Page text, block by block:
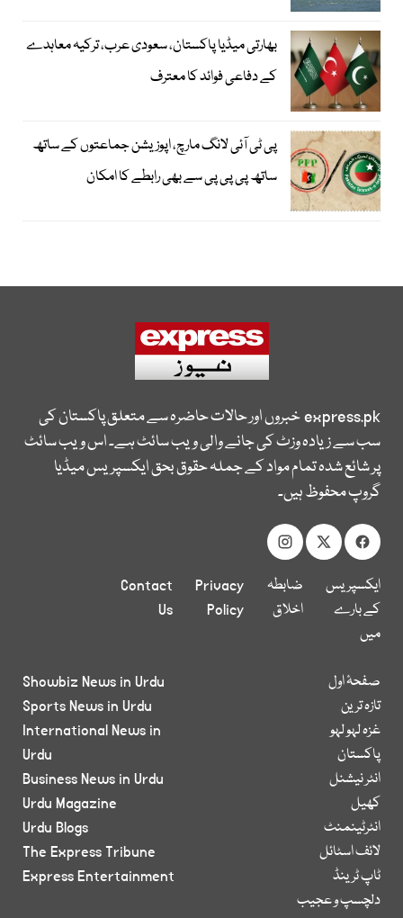
بھارتی میڈیا پاکستان، سعودی عرب، ترکیہ معاہدے
کے دفاعی فوائد کا معترف
پی ٹی آئی لانگ مارچ، اپوزیشن جماعتوں کے ساتھ
ساتھ پی پی پی سے بھی رابطے کا امکان
express.pkخبروں اور حالات حاضرہ سے متعلق پاکستان کی
سب سے زیادہ وزٹ کی جانے والی ویب سائٹ ہے۔ اس ویب سائٹ
پر شائع شدہ تمام مواد کے جملہ حقوق بحق ایکسپریس میڈیا
گروپ محفوظ ہیں۔
ایکسپریس
کے بارے
میں
ضابطہ
اخلاق
Privacy
Policy
Contact
Us
صفحۂ اول
تازہ ترین
غزہ لہو لہو
پاکستان
انٹر نیشنل
کھیل
انٹرٹینمنٹ
لائف اسٹائل
ٹاپ ٹرینڈ
دلچسپ و عجیب
Showbiz News in Urdu
Sports News in Urdu
International News in
Urdu
Business News in Urdu
Urdu Magazine
Urdu Blogs
The Express Tribune
Express Entertainment